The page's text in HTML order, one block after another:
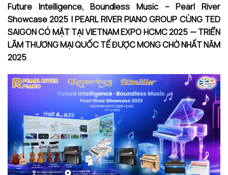
Future Intelligence, Boundless Music – Pearl River
Showcase 2025 | PEARL RIVER PIANO GROUP CÙNG TED
SAIGON CÓ MẶT TẠI VIETNAM EXPO HCMC 2025 — TRIỂN
LÃM THƯƠNG MẠI QUỐC TẾ ĐƯỢC MONG CHỜ NHẤT NĂM
2025